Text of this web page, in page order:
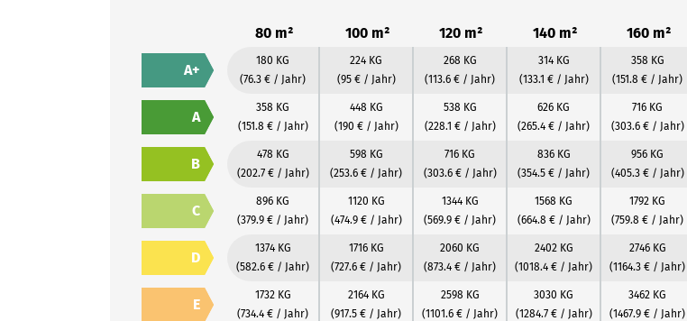
80 m² 100 m² 120 m² 140 m² 160 m²
A+
180 KG
(76.3 € / Jahr)
224 KG
(95 € / Jahr)
268 KG
(113.6 € / Jahr)
314 KG
(133.1 € / Jahr)
358 KG
(151.8 € / Jahr)
A
358 KG
(151.8 € / Jahr)
448 KG
(190 € / Jahr)
538 KG
(228.1 € / Jahr)
626 KG
(265.4 € / Jahr)
716 KG
(303.6 € / Jahr)
B
478 KG
(202.7 € / Jahr)
598 KG
(253.6 € / Jahr)
716 KG
(303.6 € / Jahr)
836 KG
(354.5 € / Jahr)
956 KG
(405.3 € / Jahr)
C
896 KG
(379.9 € / Jahr)
1120 KG
(474.9 € / Jahr)
1344 KG
(569.9 € / Jahr)
1568 KG
(664.8 € / Jahr)
1792 KG
(759.8 € / Jahr)
D
1374 KG
(582.6 € / Jahr)
1716 KG
(727.6 € / Jahr)
2060 KG
(873.4 € / Jahr)
2402 KG
(1018.4 € / Jahr)
2746 KG
(1164.3 € / Jahr)
E
1732 KG
(734.4 € / Jahr)
2164 KG
(917.5 € / Jahr)
2598 KG
(1101.6 € / Jahr)
3030 KG
(1284.7 € / Jahr)
3462 KG
(1467.9 € / Jahr)